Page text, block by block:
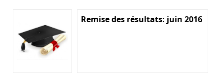
Remise des résultats: juin 2016